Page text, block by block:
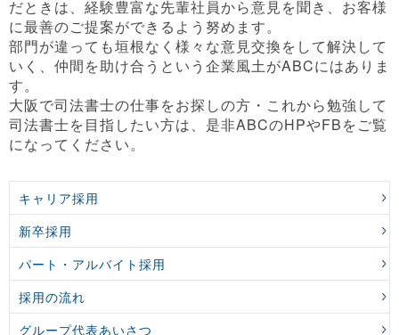
だときは、経験豊富な先輩社員から意見を聞き、お客様
に最善のご提案ができるよう努めます。
部門が違っても垣根なく様々な意見交換をして解決して
いく、仲間を助け合うという企業風土がABCにはありま
す。
大阪で司法書士の仕事をお探しの方・これから勉強して
司法書士を目指したい方は、是非ABCのHPやFBをご覧
になってください。
キャリア採用
新卒採用
パート・アルバイト採用
採用の流れ
グループ代表あいさつ